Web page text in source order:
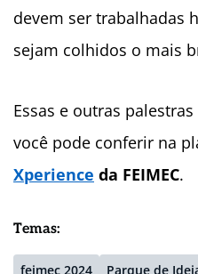
devem ser trabalhadas
sejam colhidos o mais
Essas e outras
você pode conferir na
Xperience da FEIMEC.
Temas:
feimec 2024 Parque de